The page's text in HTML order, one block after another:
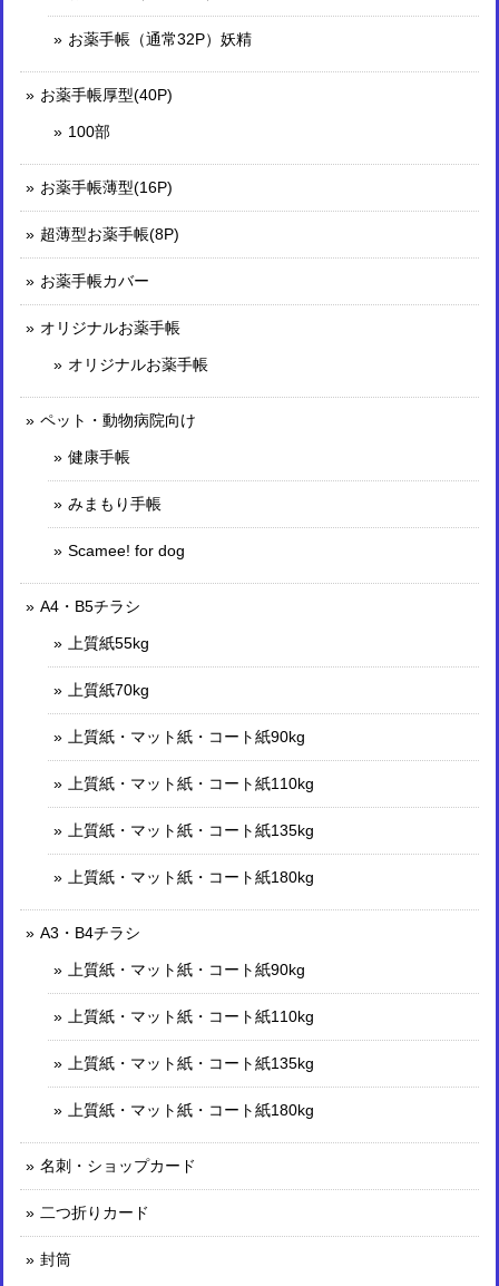
お薬手帳（通常32P）妖精
お薬手帳厚型(40P)
100部
お薬手帳薄型(16P)
超薄型お薬手帳(8P)
お薬手帳カバー
オリジナルお薬手帳
オリジナルお薬手帳
ペット・動物病院向け
健康手帳
みまもり手帳
Scamee! for dog
A4・B5チラシ
上質紙55kg
上質紙70kg
上質紙・マット紙・コート紙90kg
上質紙・マット紙・コート紙110kg
上質紙・マット紙・コート紙135kg
上質紙・マット紙・コート紙180kg
A3・B4チラシ
上質紙・マット紙・コート紙90kg
上質紙・マット紙・コート紙110kg
上質紙・マット紙・コート紙135kg
上質紙・マット紙・コート紙180kg
名刺・ショップカード
二つ折りカード
封筒